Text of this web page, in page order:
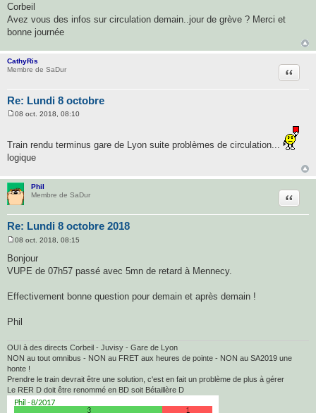
g
e
Corbeil
Avez vous des infos sur circulation demain..jour de grève ? Merci et
bonne journée
CathyRis
Membre de SaDur
Re: Lundi 8 octobre
s
a
g
08 oct. 2018, 08:10
Train rendu terminus gare de Lyon suite problèmes de circulation...
logique
Phil
Membre de SaDur
Re: Lundi 8 octobre 2018
s
s
e
08 oct. 2018, 08:15
Bonjour
VUPE de 07h57 passé avec 5mn de retard à Mennecy.
Effectivement bonne question pour demain et après demain !
Phil
OUI à des directs Corbeil - Juvisy - Gare de Lyon
NON au tout omnibus - NON au FRET aux heures de pointe - NON au SA2019 une
honte !
Prendre le train devrait être une solution, c'est en fait un problème de plus à gérer
Le RER D doit être renommé en BD soit Bétaillère D